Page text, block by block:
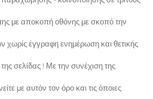
με αποκοπή οθόνης με σκοπό την
έγγραφη ενημέρωση και θετικής
σελίδας ! Με την συνέχιση της
με αυτόν τον όρο και τις όποιες